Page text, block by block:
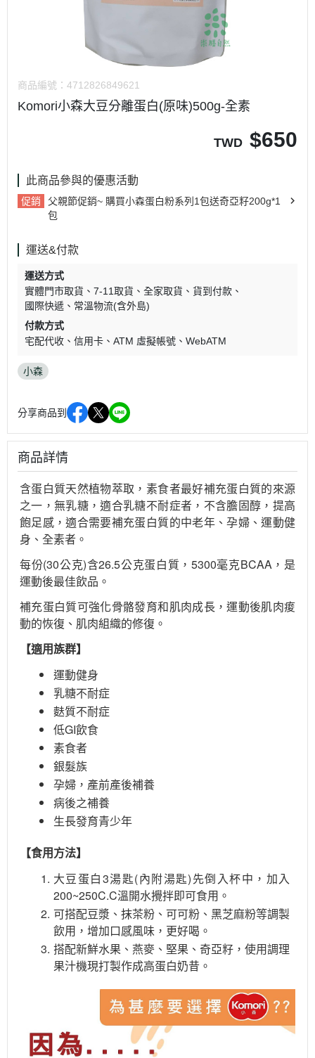
商品編號： 4712826849621
Komori小森大豆分離蛋白(原味)500g-全素
TWD $650
此商品參與的優惠活動
促銷
父親節促銷~ 購買小森蛋白粉系列1包送奇亞籽200g*1
包
運送&付款
運送方式
實體門市取貨
7-11取貨 全家取貨
貨到付款
國際快遞
常溫物流(含外島)
付款方式
宅配代收
信用卡 ATM 虛擬帳號 WebATM
小森
分享商品到
商品詳情
含蛋白質天然植物萃取，素食者最好補充蛋白質的來源
之一，無乳糖，適合乳糖不耐症者，不含膽固醇，提高
飽足感，適合需要補充蛋白質的中老年、孕婦、運動健
身、全素者。
每份(30公克)含26.5公克蛋白質，5300毫克BCAA，是
運動後最佳飲品。
補充蛋白質可強化骨骼發育和肌肉成長，運動後肌肉痠
動的恢復、肌肉組織的修復。
【適用族群】
運動健身
乳糖不耐症
麩質不耐症
低GI飲食
素食者
銀髮族
孕婦，產前產後補養
病後之補養
生長發育青少年
【食用方法】
大豆蛋白3湯匙(內附湯匙)先倒入杯中，加入
200~250C.C溫開水攪拌即可食用。
可搭配豆漿、抹茶粉、可可粉、黑芝麻粉等調製
飲用，增加口感風味，更好喝。
搭配新鮮水果、燕麥、堅果、奇亞籽，使用調理
果汁機現打製作成高蛋白奶昔。